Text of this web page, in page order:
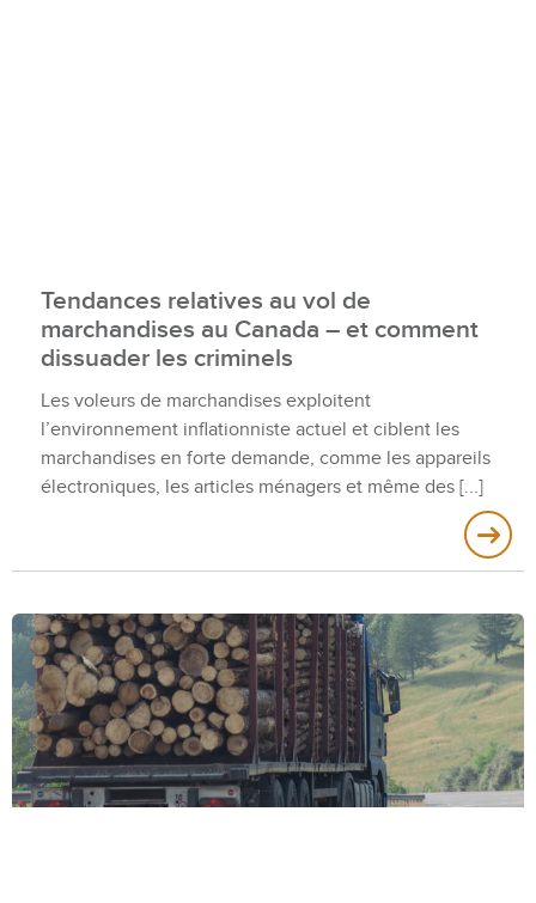
Tendances relatives au vol de
marchandises au Canada – et comment
dissuader les criminels
Les voleurs de marchandises exploitent
l’environnement inflationniste actuel et ciblent les
marchandises en forte demande, comme les appareils
électroniques, les articles ménagers et même des